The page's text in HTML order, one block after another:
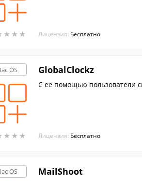
★ ★ ★
★ ★ ★ Лицензия: Бесплатно
OS
★ ★ ★
★ ★ ★
GlobalClockz
Лицензия: Бесплатно
OS MailShoot